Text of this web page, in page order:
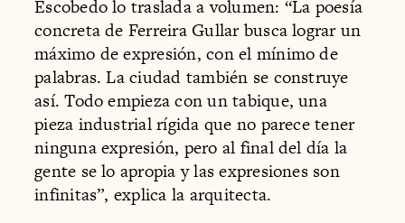
Escobedo lo traslada a volumen: “La poesía
concreta de Ferreira Gullar busca lograr un
máximo de expresión, con el mínimo de
palabras. La ciudad también se construye
así. Todo empieza con un tabique, una
pieza industrial rígida que no parece tener
ninguna expresión, pero al final del día la
gente se lo apropia y las expresiones son
infinitas”, explica la arquitecta.